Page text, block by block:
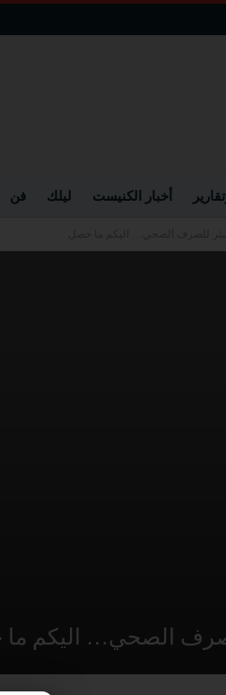
أخبار الكنيست ليلك فن
الصحي… اليكم